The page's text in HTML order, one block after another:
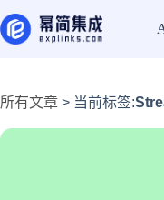
所有文章 > 当前标签: